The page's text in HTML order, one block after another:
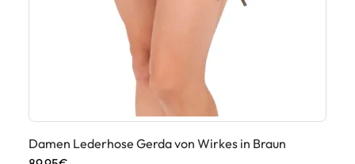
Damen Lederhose Gerda von Wirkes in Braun